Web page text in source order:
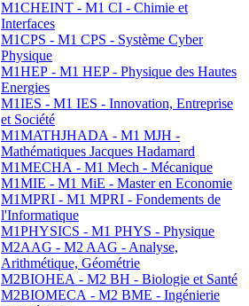
M1CHEINT - M1 CI - Chimie et
Interfaces
M1CPS - M1 CPS - Système Cyber
Physique
M1HEP - M1 HEP - Physique des Hautes
Energies
M1IES - M1 IES - Innovation, Entreprise
et Société
M1MATHJHADA - M1 MJH -
Mathématiques Jacques Hadamard
M1MECHA - M1 Mech - Mécanique
M1MIE - M1 MiE - Master en Economie
M1MPRI - M1 MPRI - Fondements de
l'Informatique
M1PHYSICS - M1 PHYS - Physique
M2AAG - M2 AAG - Analyse,
Arithmétique, Géométrie
M2BIOHEA - M2 BH - Biologie et Santé
M2BIOMECA - M2 BME - Ingénierie